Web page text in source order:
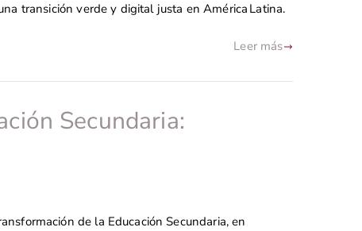
transición verde y digital justa en América Latina.
Leer más
Secundaria:
de la Educación Secundaria, en